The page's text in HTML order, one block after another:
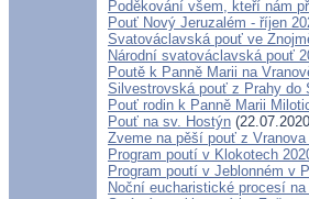
Poděkování všem, kteří nám
Pouť Nový Jeruzalém - říjen
Svatováclavská pouť ve
Národní svatováclavská pouť
Poutě k Panně Marii na
Silvestrovská pouť z Prahy do
Pouť rodin k Panně Marii
Pouť na sv. Hostýn
Zveme na pěší pouť z
Program poutí v Klokotech
Program poutí v Jeblonném v
Noční eucharistické procesí